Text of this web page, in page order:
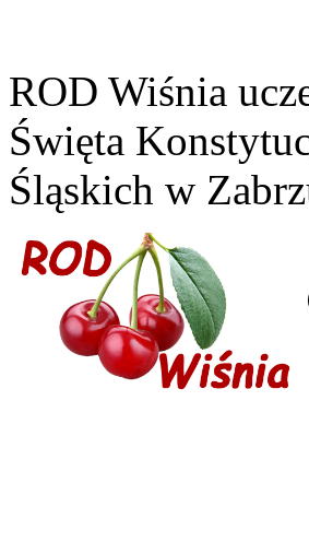
ROD Wiśnia
Święta
Śląskich w